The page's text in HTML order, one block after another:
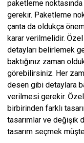
paketleme
gerekir. Paketleme
çanta da oldukça
karar verilmelidir.
detayları belirlemek
baktığınız zaman
görebilirsiniz. Her
desen gibi detaylara
verilmesi gerekir.
birbirinden farklı
tasarımlar ve değişik
tasarım seçmek